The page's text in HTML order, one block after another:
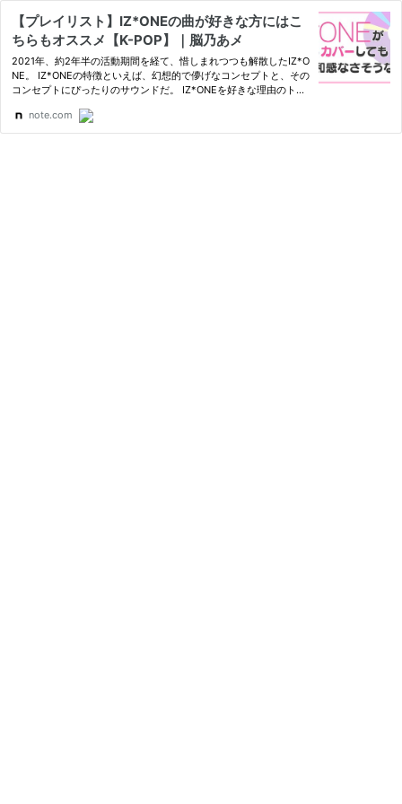
【プレイリスト】IZ*ONEの曲が好きな方にはこ
ちらもオススメ【K-POP】｜脳乃あメ
2021年、約2年半の活動期間を経て、惜しまれつつも解散したIZ*O
NE。 IZ*ONEの特徴といえば、幻想的で儚げなコンセプトと、その
コンセプトにぴったりのサウンドだ。 IZ*ONEを好きな理由のトッ
と思う。 今後…
note.com